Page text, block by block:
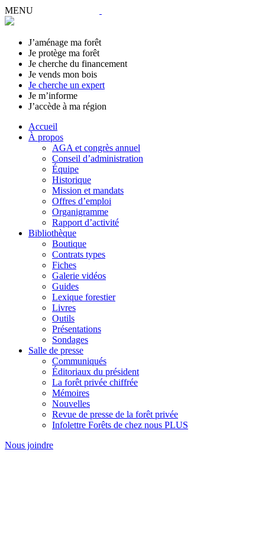
MENU
J’aménage ma forêt
Je protège ma forêt
Je cherche du financement
Je vends mon bois
Je cherche un expert
Je m’informe
J’accède à ma région
Accueil
À propos
AGA et congrès annuel
Conseil d’administration
Équipe
Historique
Mission et mandats
Offres d’emploi
Organigramme
Rapport d’activité
Bibliothèque
Boutique
Contrats types
Fiches
Galerie vidéos
Guides
Lexique forestier
Livres
Outils
Présentations
Sondages
Salle de presse
Communiqués
Éditoriaux du président
La forêt privée chiffrée
Mémoires
Nouvelles
Revue de presse de la forêt privée
Infolettre Forêts de chez nous PLUS
Nous joindre